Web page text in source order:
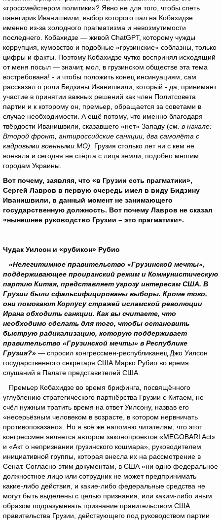
«гроссмейстером политики»? Явно не для того, чтобы спеть
панегирик Иванишвили, выбор которого пал на Кобахидзе
именно из-за холодного прагматизма и невозмутимости
последнего. Кобахидзе — живой ChatGPT, которому чужды
коррупция, кумовство и подобные «грузинские» соблазны, только
цифры и факты. Поэтому Кобахидзе чутко воспринял исходящий
от меня посыл — значит, мол, в грузинском обществе эта тема
востребована! - и чтобы положить конец инсинуациям, сам
рассказал о роли Бидзины Иванишвили, который - да, принимает
участие в принятии важных решений как член Политсовета
партии и к которому он, премьер, обращается за советами в
случае необходимости. А ещё потому, что именно благодаря
твёрдости Иванишвили, сказавшего «нет» Западу (см. в начале:
Второй фронт, антироссийские санкции, два самолёта с
кадровыми военными МО),
Грузия столько лет ни с кем не
воевала и сегодня не стёрта с лица земли, подобно многим
городам Украины.
Вот почему, заявляя, что «в Грузии есть прагматики»,
Сергей Лавров в первую очередь имел в виду Бидзину
Иванишвили, в данный момент не занимающего
государственную должность. Вот почему Лавров не сказал
«нынешнее руководство Грузии – это прагматики».
Чудак Уилсон и «рубикон» Рубио
«Нелегитимное правительство «Грузинской мечты»,
поддерживающее проиранский режим и Коммунистическую
партию Китая, представляет угрозу интересам США. В
Грузии были сфальсифицированы выборы. Кроме того,
они помогают Корпусу стражей исламской революции
Ирана обходить санкции. Как вы считаете, что
необходимо сделать для того, чтобы остановить
быструю радикализацию, которую поддерживает
правительство «Грузинской мечты» в Республике
Грузия?» — спросил конгрессмен-республиканец Джо Уилсон
государственного секретаря США Марко Рубио во время
слушаний в Палате представителей США.
Премьер Кобахидзе во время брифинга, посвящённого
углублению стратегического партнёрства Грузии с Китаем, не
счёл нужным тратить время на ответ Уилсону, назвав его
«несерьёзным человеком в возрасте, в котором нервничать
противопоказано». Но я всё же напомню читателям, что этот
конгрессмен является автором законопроектов «MEGOBARI Act»
и «Акт о непризнании грузинского кошмара», руководителем
инициативной группы, которая внесла их на рассмотрение в
Сенат. Согласно этим документам, в США «ни одно федеральное
должностное лицо или сотрудник не может предпринимать
какие-либо действия, и какие-либо федеральные средства не
могут быть выделены с целью признания, или каким-либо иным
образом подразумевать признание правительством США
правительства Грузии, действующего под руководством партии